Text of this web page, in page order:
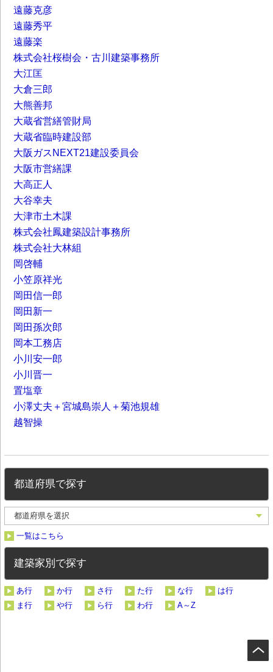
遠藤克彦
遠藤秀平
遠藤楽
株式会社桜樹会・古川建築事務所
大江匡
大倉三郎
大熊善邦
大蔵省営繕管財局
大蔵省臨時建設部
大阪ガスNEXT21建設委員会
大阪市営繕課
大高正人
大谷幸夫
大津市土木課
株式会社鳳建築設計事務所
株式会社大林組
岡啓輔
小笠原祥光
岡田信一郎
岡田新一
岡田孫次郎
岡本工務店
小川安一郎
小川晋一
置塩章
小澤丈夫＋宮城島崇人＋菊池規雄
越智操
都道府県で探す
一覧はこちら
建築家別で探す
あ行 か行 さ行 た行 な行
は行
ま行
や行 ら行 わ行 A～Z